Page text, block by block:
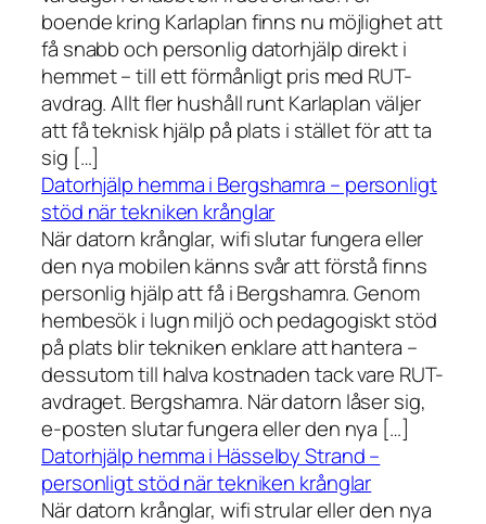
boende kring Karlaplan finns nu möjlighet att
få snabb och personlig datorhjälp direkt i
hemmet – till ett förmånligt pris med RUT-
avdrag. Allt fler hushåll runt Karlaplan väljer
att få teknisk hjälp på plats i stället för att ta
sig […]
Datorhjälp hemma i Bergshamra – personligt
stöd när tekniken krånglar
När datorn krånglar, wifi slutar fungera eller
den nya mobilen känns svår att förstå finns
personlig hjälp att få i Bergshamra. Genom
hembesök i lugn miljö och pedagogiskt stöd
på plats blir tekniken enklare att hantera –
dessutom till halva kostnaden tack vare RUT-
avdraget. Bergshamra. När datorn låser sig,
e-posten slutar fungera eller den nya […]
Datorhjälp hemma i Hässelby Strand –
personligt stöd när tekniken krånglar
När datorn krånglar, wifi strular eller den nya